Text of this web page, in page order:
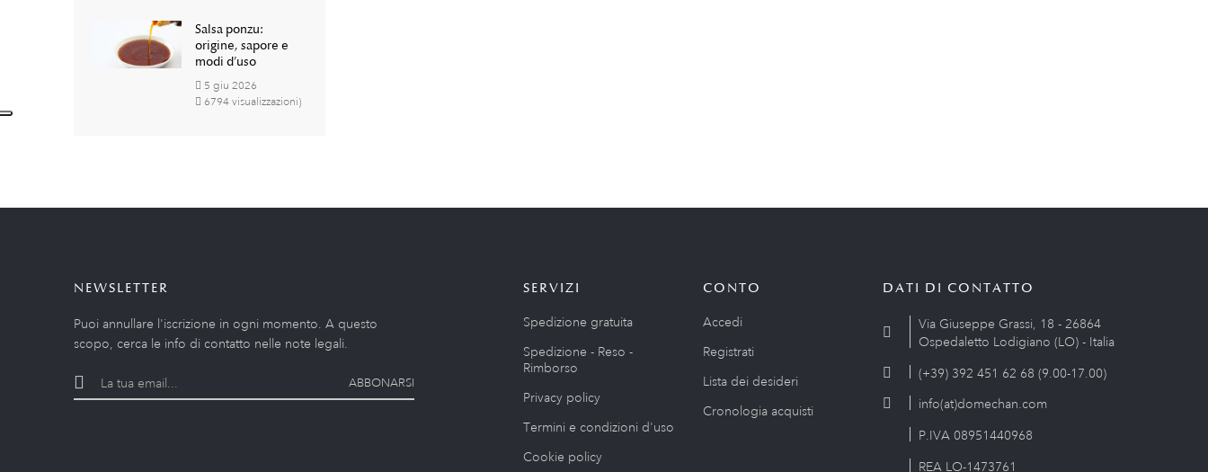
Salsa ponzu:
origine, sapore e
modi d’uso
5 giu 2026
6794 visualizzazioni)
NEWSLETTER
Puoi annullare l'iscrizione in ogni momento. A questo
scopo, cerca le info di contatto nelle note legali.
ABBONARSI
SERVIZI
Spedizione gratuita
Spedizione - Reso -
Rimborso
Privacy policy
Termini e condizioni d'uso
Cookie policy
CONTO
Accedi
Registrati
Lista dei desideri
Cronologia acquisti
DATI DI CONTATTO
Via Giuseppe Grassi, 18 - 26864
Ospedaletto Lodigiano (LO) - Italia
(+39) 392 451 62 68 (9.00-17.00)
info(at)domechan.com
P.IVA 08951440968
REA LO-1473761